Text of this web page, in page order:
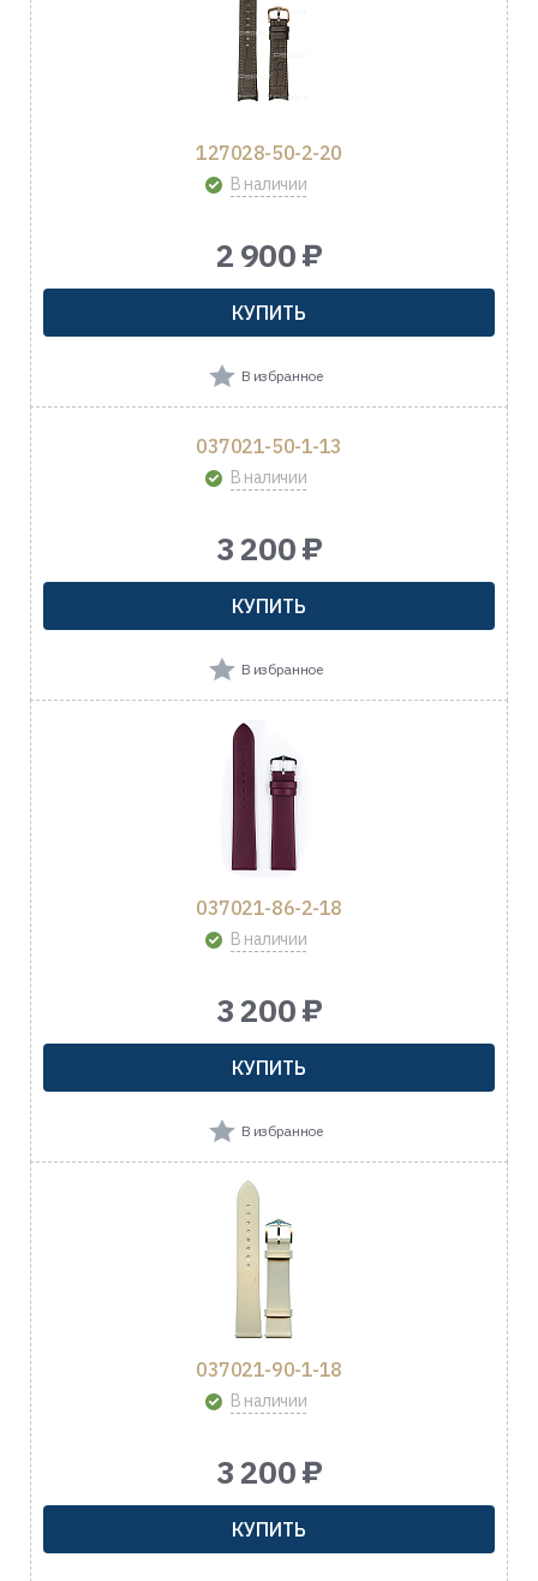
127028-50-2-20
В наличии
2 900 ₽
КУПИТЬ
В избранное
037021-50-1-13
В наличии
3 200 ₽
КУПИТЬ
В избранное
037021-86-2-18
В наличии
3 200 ₽
КУПИТЬ
В избранное
037021-90-1-18
В наличии
3 200 ₽
КУПИТЬ